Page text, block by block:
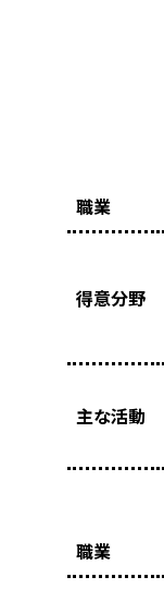
職業
得意分野
主な活動
職業